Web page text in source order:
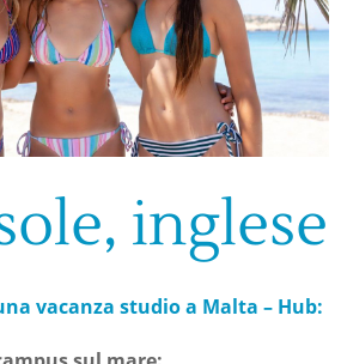
inglese
vacanza studio a Malta – Hub: